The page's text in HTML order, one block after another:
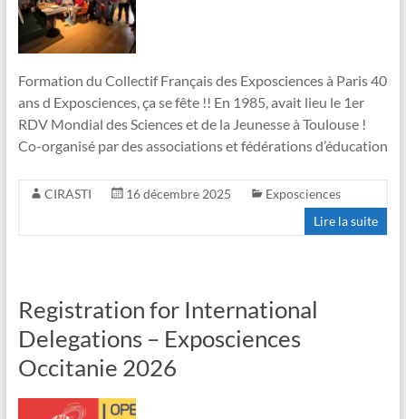
Formation du Collectif Français des Exposciences à Paris 40
ans d Exposciences, ça se fête !! En 1985, avait lieu le 1er
RDV Mondial des Sciences et de la Jeunesse à Toulouse !
Co-organisé par des associations et fédérations d’éducation
CIRASTI 16 décembre 2025
Exposciences
Lire la suite
Registration for International
Delegations – Exposciences
Occitanie 2026